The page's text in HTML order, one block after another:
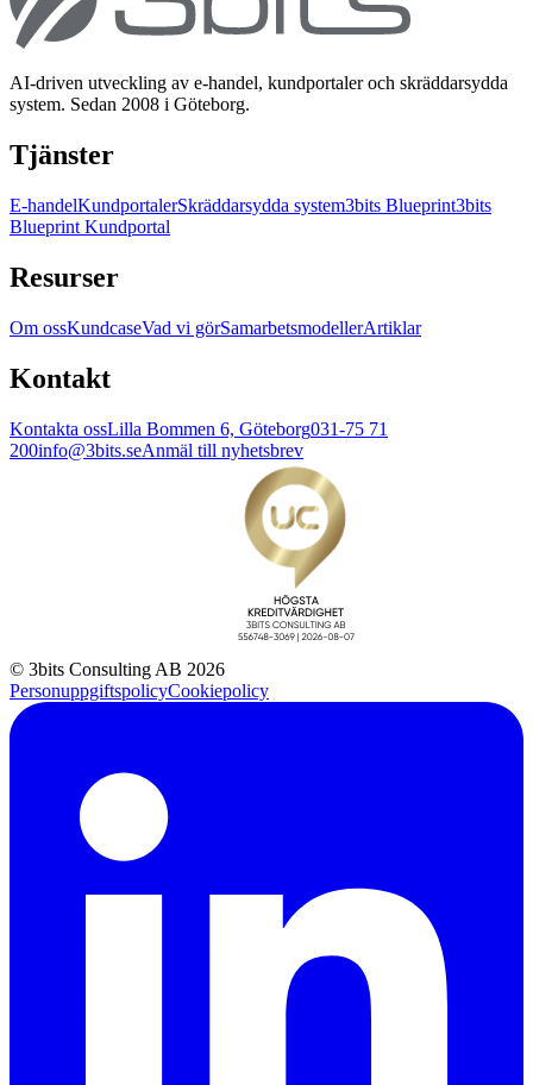
AI-driven utveckling av e-handel, kundportaler och skräddarsydda
system. Sedan 2008 i Göteborg.
Tjänster
E-handelKundportalerSkräddarsydda system3bits Blueprint3bits
Blueprint Kundportal
Resurser
Om ossKundcaseVad vi görSamarbetsmodellerArtiklar
Kontakt
Kontakta ossLilla Bommen 6, Göteborg031-75 71
200info@3bits.seAnmäl till nyhetsbrev
© 3bits Consulting AB 2026
PersonuppgiftspolicyCookiepolicy